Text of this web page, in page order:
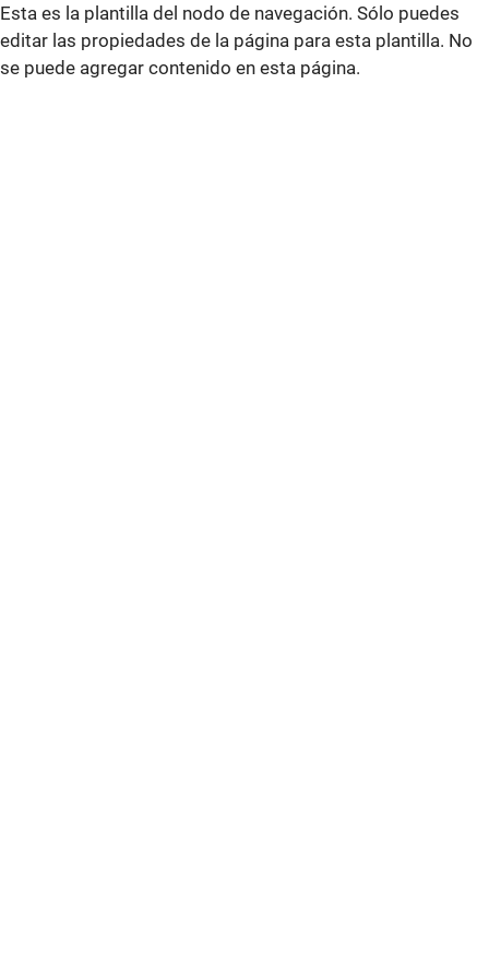
Esta es la plantilla del nodo de navegación. Sólo puedes
editar las propiedades de la página para esta plantilla. No
se puede agregar contenido en esta página.